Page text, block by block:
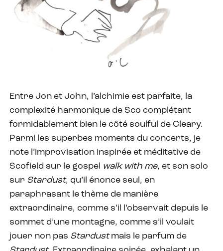
Entre Jon et John, l’alchimie est parfaite, la
complexité harmonique de Sco complétant
formidablement bien le côté soulful de Cleary.
Parmi les superbes moments du concerts, je
note l’improvisation inspirée et méditative de
Scofield sur le gospel walk with me, et son solo
sur Stardust, qu’il énonce seul, en
paraphrasant le thème de manière
extraordinaire, comme s’il l’observait depuis le
sommet d’une montagne, comme s’il voulait
jouer non pas Stardustmais le parfum de